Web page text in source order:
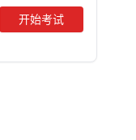
开始考试